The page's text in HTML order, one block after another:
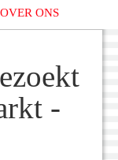
OVER ONS
-